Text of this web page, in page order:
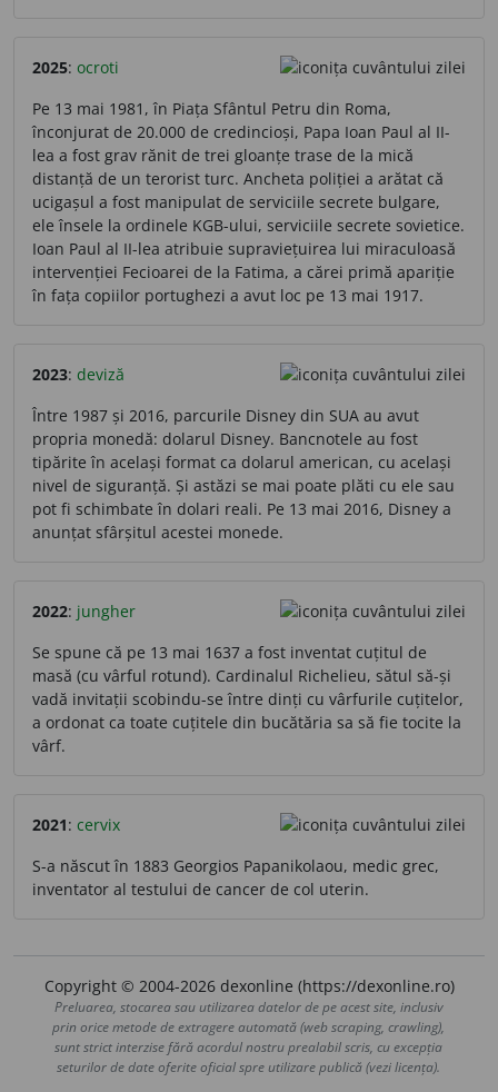
2025: ocroti
Pe 13 mai 1981, în Piața Sfântul Petru din Roma,
înconjurat de 20.000 de credincioși, Papa Ioan Paul al II-
lea a fost grav rănit de trei gloanțe trase de la mică
distanță de un terorist turc. Ancheta poliției a arătat că
ucigașul a fost manipulat de serviciile secrete bulgare,
ele însele la ordinele KGB-ului, serviciile secrete sovietice.
Ioan Paul al II-lea atribuie supraviețuirea lui miraculoasă
intervenției Fecioarei de la Fatima, a cărei primă apariție
în fața copiilor portughezi a avut loc pe 13 mai 1917.
2023: deviză
Între 1987 și 2016, parcurile Disney din SUA au avut
propria monedă: dolarul Disney. Bancnotele au fost
tipărite în același format ca dolarul american, cu același
nivel de siguranță. Și astăzi se mai poate plăti cu ele sau
pot fi schimbate în dolari reali. Pe 13 mai 2016, Disney a
anunțat sfârșitul acestei monede.
2022: jungher
Se spune că pe 13 mai 1637 a fost inventat cuțitul de
masă (cu vârful rotund). Cardinalul Richelieu, sătul să-și
vadă invitații scobindu-se între dinți cu vârfurile cuțitelor,
a ordonat ca toate cuțitele din bucătăria sa să fie tocite la
vârf.
2021: cervix
S-a născut în 1883 Georgios Papanikolaou, medic grec,
inventator al testului de cancer de col uterin.
Copyright © 2004-2026 dexonline (https://dexonline.ro)
Preluarea, stocarea sau utilizarea datelor de pe acest site, inclusiv
prin orice metode de extragere automată (web scraping, crawling),
sunt strict interzise fără acordul nostru prealabil scris, cu excepția
seturilor de date oferite oficial spre utilizare publică (vezi licența).